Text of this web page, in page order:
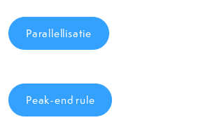
Parallellisatie
Peak-end rule